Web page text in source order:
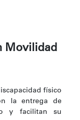
Movilidad
físico
la entrega de
y facilitan su